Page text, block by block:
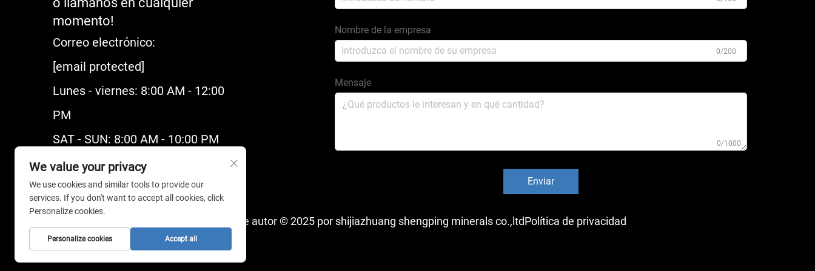
momento!
Correo electrónico:
[email protected]
Lunes - viernes: 8:00 AM - 12:00
PM
SAT - SUN: 8:00 AM - 10:00 PM
Nombre de la empresa
0/200
Mensaje
0/1000
Enviar
Derechos de autor © 2025 por shijiazhuang shengping minerals co.,ltdPolítica de privacidad
We value your privacy
We use cookies and similar tools to provide our
services. If you don't want to accept all cookies, click
Personalize cookies.
Personalize cookies Accept all